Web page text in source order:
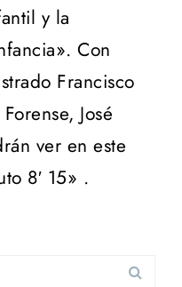
y la
Con
Francisco
José
ver en este
8′ 15» .